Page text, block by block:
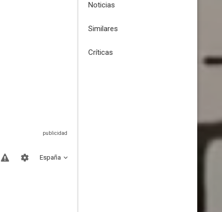
España
Noticias
Similares
Críticas